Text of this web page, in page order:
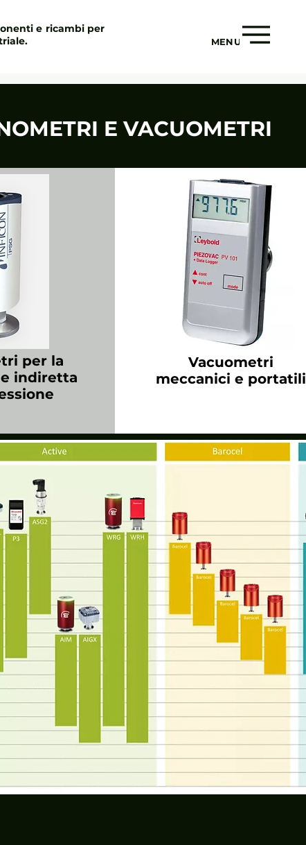
e ricambi per
MENU
E VACUOMETRI
per la
indiretta
Vacuometri
meccanici e portatili